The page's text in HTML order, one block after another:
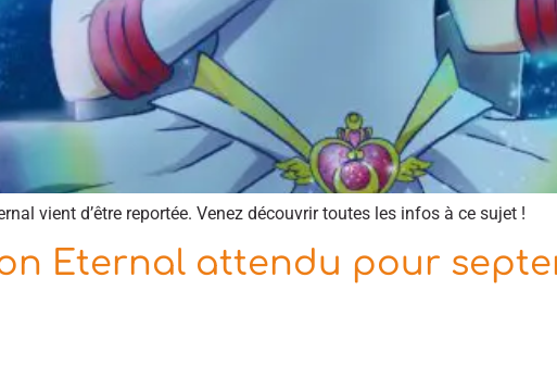
vient d’être reportée. Venez découvrir toutes les infos à ce sujet !
Eternal attendu pour